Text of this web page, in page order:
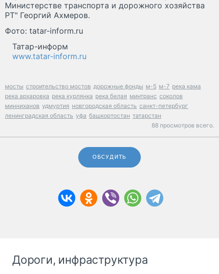
Министерстве транспорта и дорожного хозяйства
РТ" Георгий Ахмеров.
Фото: tatar-inform.ru
Татар-информ
www.tatar-inform.ru
мосты строительство мостов дорожные фонды м-5 м-7 река кама
река архаровка река курлянка река белая минтранс соколов
минниханов удмуртия новгородская область санкт-петербург
ленинградская область уфа башкортостан татарстан
88 просмотров всего.
ОБСУДИТЬ
Дороги, инфраструктура